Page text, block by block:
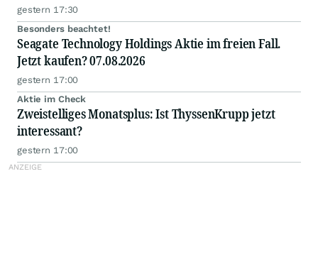
gestern 17:30
Besonders beachtet!
Seagate Technology Holdings Aktie im freien Fall.
Jetzt kaufen? 07.08.2026
gestern 17:00
Aktie im Check
Zweistelliges Monatsplus: Ist ThyssenKrupp jetzt
interessant?
gestern 17:00